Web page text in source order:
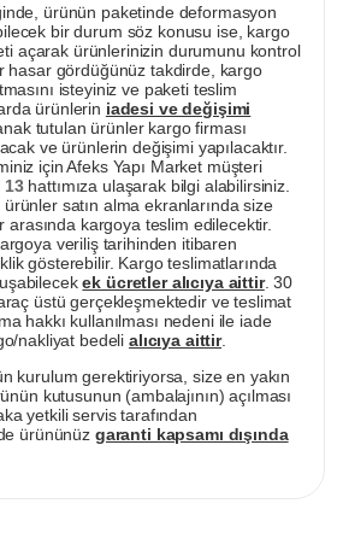
ürünün paketinde deformasyon
bir durum söz konusu ise, kargo
açarak ürünlerinizin durumunu kontrol
hasar gördüğünüz takdirde, kargo
isteyiniz ve paketi teslim
ürünlerin iadesi ve değişimi
tutulan ürünler kargo firması
ve ürünlerin değişimi yapılacaktır.
için Afeks Yapı Market müşteri
13hattımıza ulaşarak bilgi alabilirsiniz.
satın alma ekranlarında size
kargoya teslim edilecektir.
veriliş tarihinden itibaren
gösterebilir. Kargo teslimatlarında
ek ücretler alıcıya aittir. 30
üstü gerçekleşmektedir ve teslimat
hakkı kullanılması nedeni ile iade
nakliyat bedeli alıcıya aittir.
kurulum gerektiriyorsa, size en yakın
kutusunun (ambalajının) açılması
yetkili servis tarafından
ürününüz garanti kapsamı dışında